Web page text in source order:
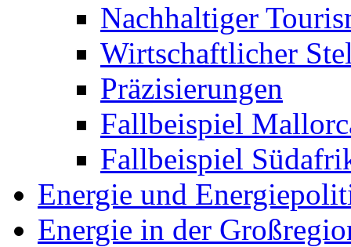
Nachhaltiger
Wirtschaftlicher
Präzisierungen
Fallbeispiel
Fallbeispiel
Energie und
Energie in der